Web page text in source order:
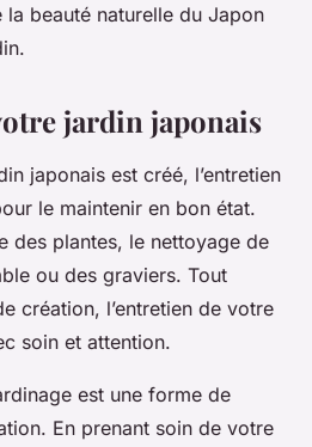
la beauté naturelle du Japon
jardin japonais
japonais est créé, l’entretien
le maintenir en bon état.
des plantes, le nettoyage de
ou des graviers. Tout
création, l’entretien de votre
soin et attention.
est une forme de
En prenant soin de votre